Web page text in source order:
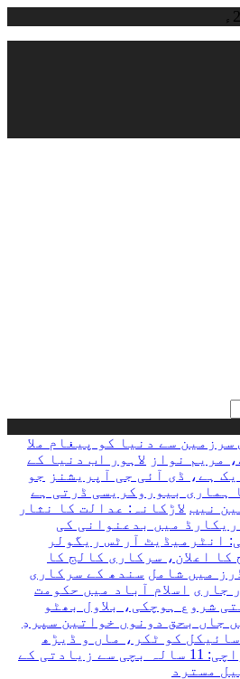
سے دنیا کو پیغام ملا
مریم نواز
لاہور اب دنیا کے
ہے، ڈی آئی جی آپریشنز
جو
ہماری بیوروکریسی ڈرتی ہے
نیب لاڑکانہ: عدالت کا نثار
ریکارڈ میں بدعنوانی کی
انٹرمیڈیٹ آرٹس ریگولر
کا اعلان، سرکاری کالج کا
میں شامل سندھ کے سرکاری
جاری اسلام آباد میں حکومت
شروع ہوچکی، بلاول بھٹو
جاں بحق دونوں خواتین سپردِ
سائیکل کو ٹکر، ماں و ڈیڑھ
کراچی: 11 سالہ بچی سے زیادتی کے
مسترد